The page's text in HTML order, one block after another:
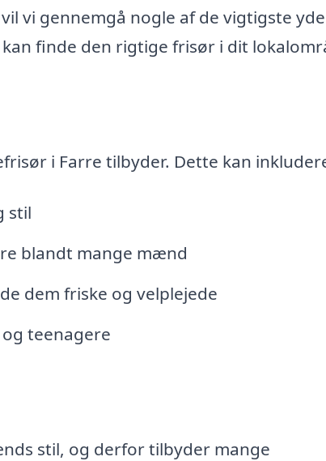
vi gennemgå nogle af de vigtigste
finde den rigtige frisør i dit
i Farre tilbyder. Dette kan
stil
blandt mange mænd
dem friske og velplejede
teenagere
stil, og derfor tilbyder mange